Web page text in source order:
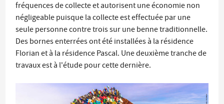
fréquences de collecte et autorisent une économie non
négligeable puisque la collecte est effectuée par une
seule personne contre trois sur une benne traditionnelle.
Des bornes enterrées ont été installées à la résidence
Florian et à la résidence Pascal. Une deuxième tranche de
travaux est à l'étude pour cette dernière.